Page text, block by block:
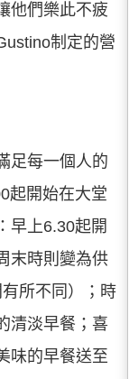
他們樂此不疲
制定的營
足每一個人的
起開始在大堂
早上6.30起開
末時則變為供
所不同）；時
清淡早餐；喜
味的早餐送至